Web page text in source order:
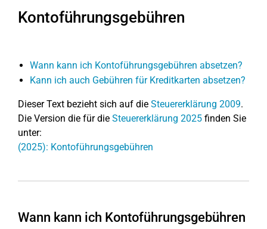
Kontoführungsgebühren
Wann kann ich Kontoführungsgebühren absetzen?
Kann ich auch Gebühren für Kreditkarten absetzen?
Dieser Text bezieht sich auf die Steuererklärung 2009.
Die Version die für die Steuererklärung 2025 finden Sie
unter:
(2025): Kontoführungsgebühren
Wann kann ich Kontoführungsgebühren